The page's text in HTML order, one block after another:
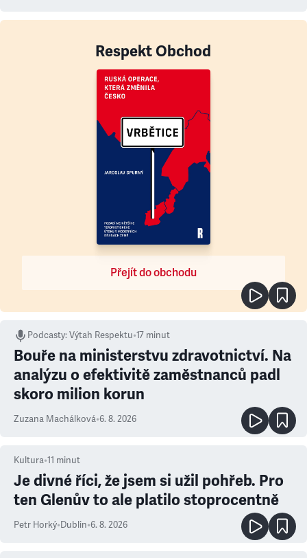
Respekt Obchod
Přejít do obchodu
Podcasty:Výtah Respektu•17 minut
Bouře na ministerstvu zdravotnictví. Na
analýzu o efektivitě zaměstnanců padl
skoro milion korun
Zuzana Machálková•6. 8. 2026
Kultura•11 minut
Je divné říci, že jsem si užil pohřeb. Pro
ten Glenův to ale platilo stoprocentně
Petr Horký•Dublin•6. 8. 2026